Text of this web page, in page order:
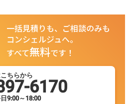
一括見積りも、ご相談のみも
コンシェルジュへ。
すべて無料です！
ちらから
6170
9:00～18:00